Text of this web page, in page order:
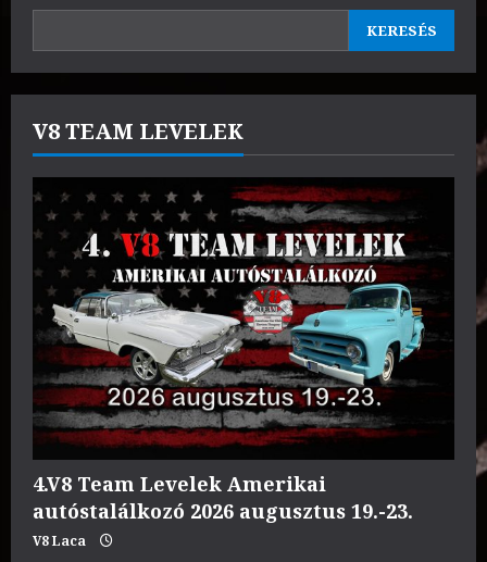
konvoj
ranchre.
2025.06.01.
KERESÉS
V8 TEAM LEVELEK
4.V8 Team Levelek Amerikai
autóstalálkozó 2026 augusztus 19.-23.
V8 Laca